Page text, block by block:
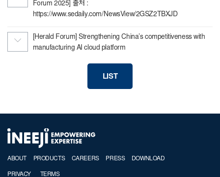
Forum 2025] 출처 :
https://www.sedaily.com/NewsView/2GSZ2TBXJD
[Herald Forum] Strengthening China’s competitiveness with
manufacturing AI cloud platform
LIST
ABOUT PRODUCTS CAREERS PRESS DOWNLOAD
PRIVACY TERMS